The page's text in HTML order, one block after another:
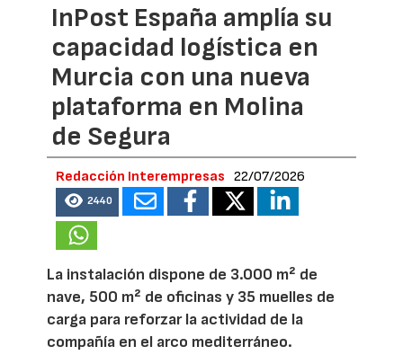
InPost España amplía su
capacidad logística en
Murcia con una nueva
plataforma en Molina
de Segura
Redacción Interempresas 22/07/2026
2440
La instalación dispone de 3.000 m² de
nave, 500 m² de oficinas y 35 muelles de
carga para reforzar la actividad de la
compañía en el arco mediterráneo.